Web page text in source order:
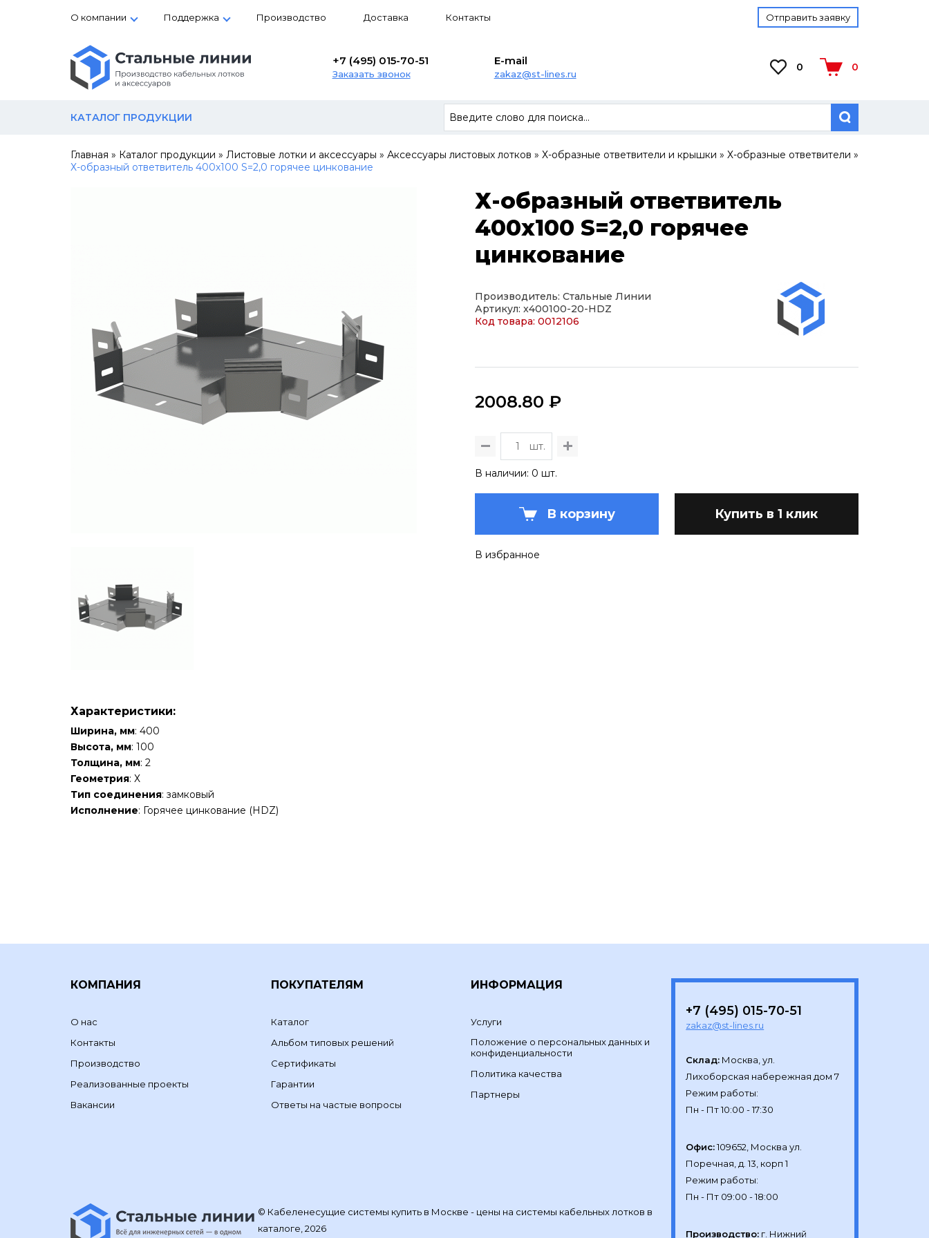
О компании Поддержка Производство Доставка Контакты Отправить заявку
+7 (495) 015-70-51
Заказать звонок
E-mail
zakaz@st-lines.ru
0 0
КАТАЛОГ ПРОДУКЦИИ
Главная » Каталог продукции » Листовые лотки и аксессуары » Аксессуары листовых лотков » Х-образные ответвители и крышки » Х-образные ответвители »
Х-образный ответвитель 400х100 S=2,0 горячее цинкование
Х-образный ответвитель
400х100 S=2,0 горячее
цинкование
Производитель: Стальные Линии
Артикул: x400100-20-HDZ
Код товара: 0012106
2008.80 ₽
шт.
В наличии: 0 шт.
В корзину Купить в 1 клик
В избранное
Характеристики:
Ширина, мм: 400
Высота, мм: 100
Толщина, мм: 2
Геометрия: Х
Тип соединения: замковый
Исполнение: Горячее цинкование (HDZ)
КОМПАНИЯ
О нас
Контакты
Производство
Реализованные проекты
Вакансии
ПОКУПАТЕЛЯМ
Каталог
Альбом типовых решений
Сертификаты
Гарантии
Ответы на частые вопросы
ИНФОРМАЦИЯ
Услуги
Положение о персональных данных и
конфиденциальности
Политика качества
Партнеры
+7 (495) 015-70-51
zakaz@st-lines.ru
Склад: Москва, ул.
Лихоборская набережная дом 7
Режим работы:
Офис: 109652, Москва ул.
Поречная, д. 13, корп 1
Режим работы:
Производство: г. Нижний
© Кабеленесущие системы купить в Москве - цены на системы кабельных лотков в
каталоге, 2026